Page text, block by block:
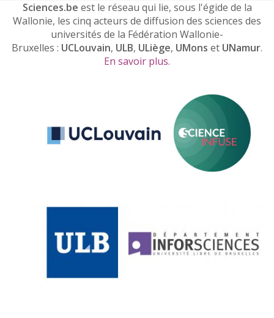
Sciences.be est le réseau qui lie, sous l'égide de la
Wallonie, les cinq acteurs de diffusion des sciences des
universités de la Fédération Wallonie-
Bruxelles : UCLouvain, ULB, ULiège, UMons et UNamur.
En savoir plus.